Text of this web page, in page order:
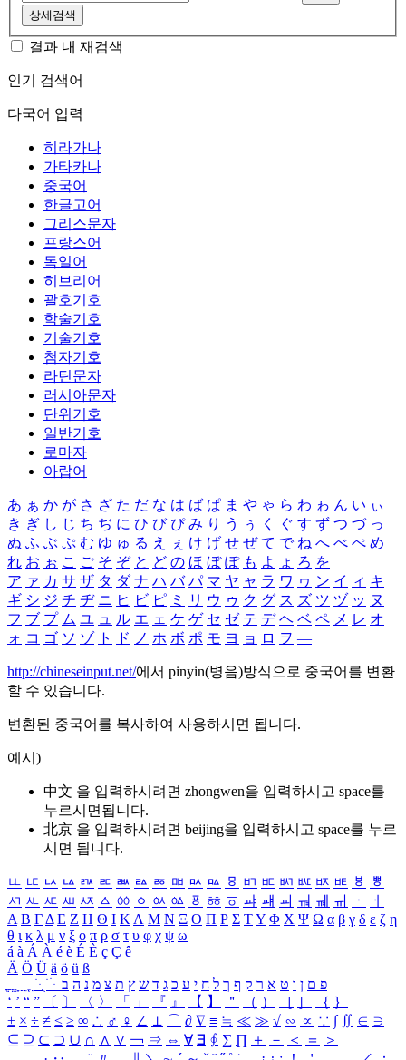
상세검색
결과 내 재검색
인기 검색어
다국어 입력
히라가나
가타카나
중국어
한글고어
그리스문자
프랑스어
독일어
히브리어
괄호기호
학술기호
기술기호
첨자기호
라틴문자
러시아문자
단위기호
일반기호
로마자
아랍어
あ ぁ か が さ ざ た だ な は ば ぱ ま や ゃ ら わ ゎ ん い ぃ
き ぎ し じ ち ぢ に ひ び ぴ み り う ぅ く ぐ す ず つ づ っ
ぬ ふ ぶ ぷ む ゆ ゅ る え ぇ け げ せ ぜ て で ね へ べ ぺ め
れ お ぉ こ ご そ ぞ と ど の ほ ぼ ぽ も よ ょ ろ を
ア ァ カ サ ザ タ ダ ナ ハ バ パ マ ヤ ャ ラ ワ ヮ ン イ ィ キ
ギ シ ジ チ ヂ ニ ヒ ビ ピ ミ リ ウ ゥ ク グ ス ズ ツ ヅ ッ ヌ
フ ブ プ ム ユ ュ ル エ ェ ケ ゲ セ ゼ テ デ ヘ ベ ペ メ レ オ
ォ コ ゴ ソ ゾ ト ド ノ ホ ボ ポ モ ヨ ョ ロ ヲ ―
http://chineseinput.net/에서 pinyin(병음)방식으로 중국어를 변환
할 수 있습니다.
변환된 중국어를 복사하여 사용하시면 됩니다.
예시)
中文 을 입력하시려면 zhongwen을 입력하시고 space를
누르시면됩니다.
北京 을 입력하시려면 beijing을 입력하시고 space를 누르
시면 됩니다.
ㅥ ㅦ ㅧ ㅨ ㅩ ㅪ ㅫ ㅬ ㅭ ㅮ ㅯ ㅰ ㅱ ㅲ ㅳ ㅴ ㅵ ㅶ ㅷ ㅸ
ㅹ
ㅺ ㅻ ㅼ ㅽ ㅾ ㅿ ㆀ ㆁ ㆂ ㆃ ㆄ ㆅ ㆆ ㆇ ㆈ ㆉ ㆊ ㆋ ㆌ ㆍ
ㆎ
Α Β ΓΔ Ε Ζ Η Θ Ι ΚΛ Μ Ν Ξ Ο Π Ρ Σ ΤΥ Φ Χ Ψ Ω α β γ δ ε ζ η
θ ι κ λ μ ν ξ ο π ρ σ τ υ φ χ ψ ω
á à Á À é è É È ç Ç ê
Ä Ö Ü ä ö ü ß
ִֶֹ ֻּ ׁׂ פ ם ן ו ט א ר ק ף ך ל ח י ע כ ג ד ש ץ ת צ מ נ ה ב
‘ ’ “ ” 〔 〕 〈 〉 「 」 『 』 【 】 ＂ （ ） ［ ］ ｛ ｝
± × ÷ ≠ ≤ ≥ ∞ ∴ ♂ ♀ ∠ ⊥ ⌒ ∂ ∇ ≡ ≒ ≪ ≫ √ ∽ ∝ ∵ ∫ ∬ ∈ ∋
⊆ ⊇ ⊂ ⊃ ∪ ∩ ∧ ∨ ￢ ⇒ ⇔ ∀ ∃ ∮ ∑ ∏ ＋ － ＜ ＝
＞